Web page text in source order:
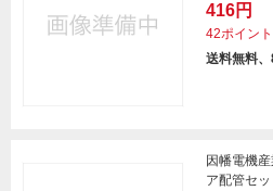
416円
42ポイント
送料無料、
因幡電機
ア配管セ